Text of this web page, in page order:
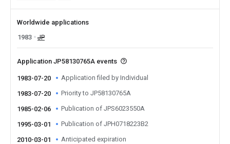
Worldwide applications
1983
JP
Application JP58130765A events
1983-07-20 Application filed by Individual
1983-07-20 Priority to JP58130765A
1985-02-06 Publication of JPS6023550A
1995-03-01 Publication of JPH0718223B2
2010-03-01 Anticipated expiration